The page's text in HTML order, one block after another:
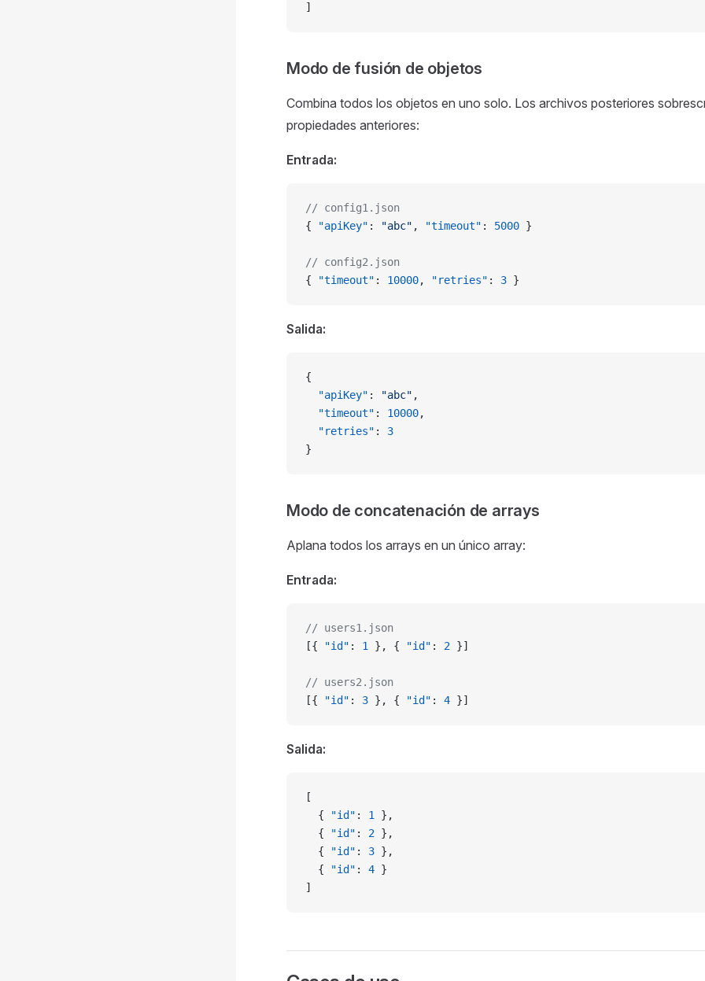
]
Modo de fusión de objetos
Combina todos los objetos en uno solo. Los archivos posteriores
propiedades anteriores:
Entrada:
// config1.json
{
"apiKey" : "abc" , "timeout" : 5000 }
// config2.json
{
"timeout" : 10000, "retries" : 3 }
Salida:
{
  "apiKey"
: "abc" ,
  "timeout"
: 10000,
  "retries"
: 3
}
Modo de concatenación de arrays
Aplana todos los arrays en un único array:
Entrada:
// users1.json
[{
"id" : 1 }, { "id" : 2 }]
// users2.json
[{
"id" : 3 }, { "id" : 4 }]
Salida:
[
  {
"id" : 1
},
  {
"id" : 2 },
  {
"id" : 3 },
  {
"id" : 4 }
]